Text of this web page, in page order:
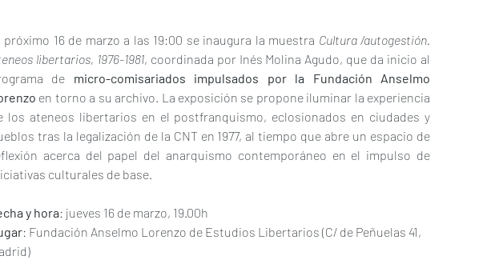
próximo 16 de marzo a las 19:00 se inaugura la muestra Cultura /autogestión.
libertarios, 1976-1981, coordinada por Inés Molina Agudo, que da inicio al
de micro-comisariados impulsados por la Fundación Anselmo
en torno a su archivo. La exposición se propone iluminar la experiencia
los ateneos libertarios en el postfranquismo, eclosionados en ciudades y
tras la legalización de la CNT en 1977, al tiempo que abre un espacio de
acerca del papel del anarquismo contemporáneo en el impulso de
culturales de base.
y hora: jueves 16 de marzo, 19.00h
: Fundación Anselmo Lorenzo de Estudios Libertarios (C/ de Peñuelas 41,